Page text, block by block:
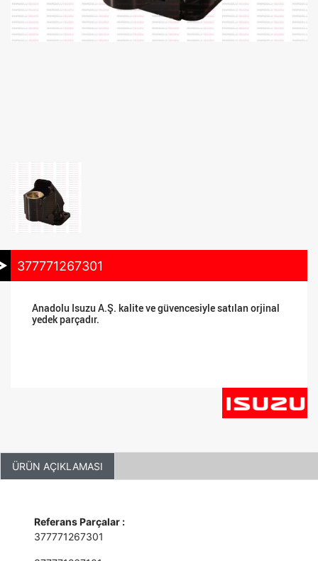
377771267301
Anadolu Isuzu A.Ş. kalite ve güvencesiyle satılan orjinal
yedek parçadır.
ÜRÜN AÇIKLAMASI
Referans Parçalar :
377771267301